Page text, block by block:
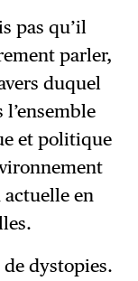
pas qu’il
parler,
duquel
l’ensemble
et politique
en
dystopies.